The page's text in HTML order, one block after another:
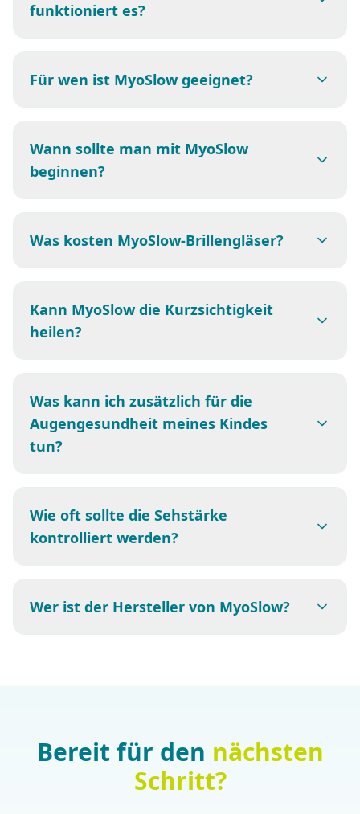
funktioniert es?
Für wen ist MyoSlow geeignet?
Wann sollte man mit MyoSlow
beginnen?
Was kosten MyoSlow-Brillengläser?
Kann MyoSlow die Kurzsichtigkeit
heilen?
Was kann ich zusätzlich für die
Augengesundheit meines Kindes
tun?
Wie oft sollte die Sehstärke
kontrolliert werden?
Wer ist der Hersteller von MyoSlow?
Bereit für den nächsten
Schritt?